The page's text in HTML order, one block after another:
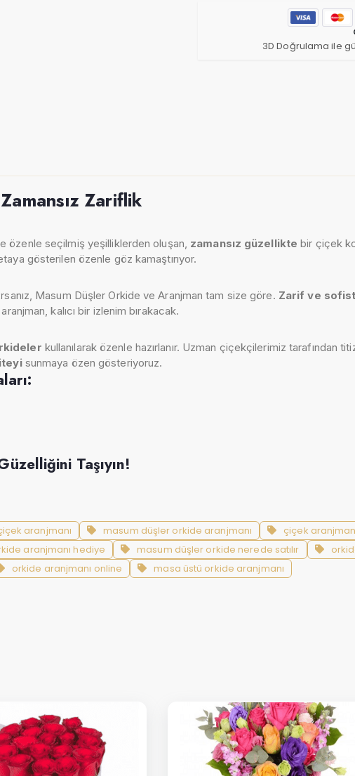
3D Doğrulama ile
Zariflik
özenle seçilmiş yeşilliklerden oluşan, zamansız güzellikte bir çiçek
gösterilen özenle göz kamaştırıyor.
Masum Düşler Orkide ve Aranjman tam size göre. Zarif ve
kalıcı bir izlenim bırakacak.
kullanılarak özenle hazırlanır. Uzman çiçekçilerimiz tarafından
sunmaya özen gösteriyoruz.
Taşıyın!
aranjmanı masum düşler orkide aranjmanı çiçek
aranjmanı hediye masum düşler orkide nerede satılır
orkide aranjmanı online masa üstü orkide aranjmanı